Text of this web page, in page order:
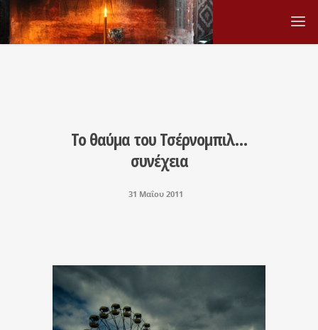
Το θαύμα του Τσέρνομπιλ…
συνέχεια
31 Μαΐου 2011